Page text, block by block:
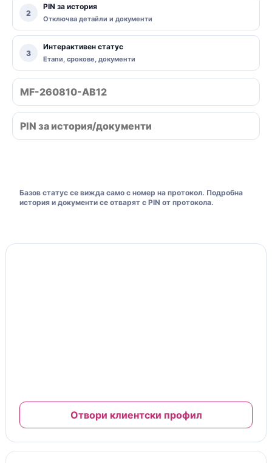
2
PIN за история
Отключва детайли и документи
3
Интерактивен статус
Етапи, срокове, документи
Базов статус се вижда само с номер на протокол. Подробна
история и документи се отварят с PIN от протокола.
Отвори клиентски профил